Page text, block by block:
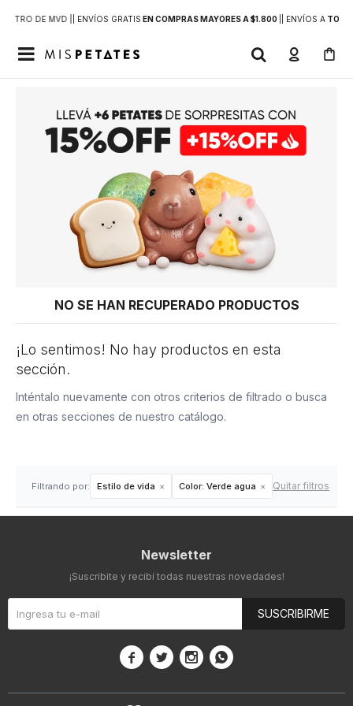
DE MVD | | ENVÍOS GRATIS EN COMPRAS MAYORES A $1.800 | ENVÍOS ATODO

NO SE HAN RECUPERADO PRODUCTOS
¡Lo sentimos! No hay productos en esta
sección.
Inténtalo nuevamente con otros criterios de filtrado o busca
en otras secciones de nuestro catálogo.
Filtrando por: Estilo de vida Color: Verde agua Quitar filtros
Newsletter
¡Suscribite y recibí todas nuestras novedades!
SUSCRIBIRME
   